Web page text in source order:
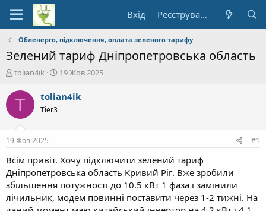
Вхід Реєстрування
Обленерго, підключення, оплата зеленого тарифу
Зелений тариф Дніпропетровська область
А
т
р
е
м
и
tolian4ik
Д
т
т
у
19 Жов 2025
T tolian4ik
Tier3
19 Жов 2025 #1
Всім привіт. Хочу підключити зелений тариф
Дніпропетровська область Кривий Ріг. Вже зробили
збільшення потужності до 10.5 кВт 1 фаза і замінили
лічильник, модем повинні поставити через 1-2 тижні. На